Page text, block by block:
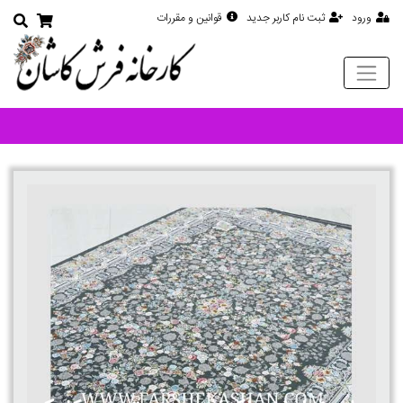
ورود ثبت نام کاربر جدید قوانین و مقررات